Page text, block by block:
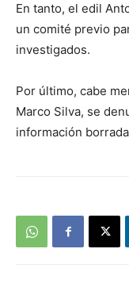
En tanto, el edil
un comité previo
investigados.
Por último, cabe
Marco Silva, se
información